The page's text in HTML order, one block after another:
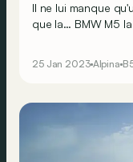
Il ne lui manque
que la… BMW M5
25 Jan 2023 Alpina